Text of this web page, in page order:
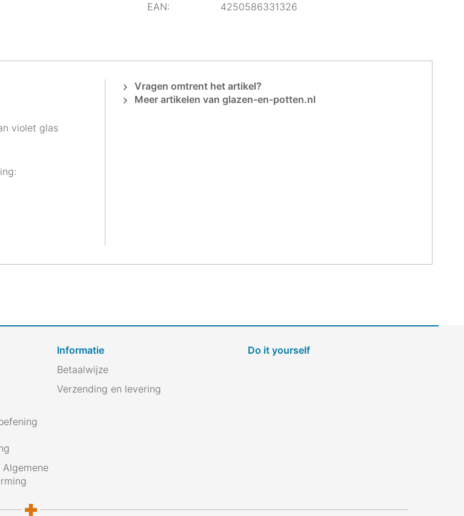
EAN:
4250586331326
violet glas
Vragen omtrent het artikel?
Meer artikelen van glazen-en-potten.nl
Informatie
Betaalwijze
Verzending en levering
Do it yourself